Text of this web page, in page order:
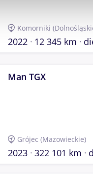
Komorniki
2022 12 345 km
Man TGX
Grójec (Mazowieckie)
2023 322 101 km